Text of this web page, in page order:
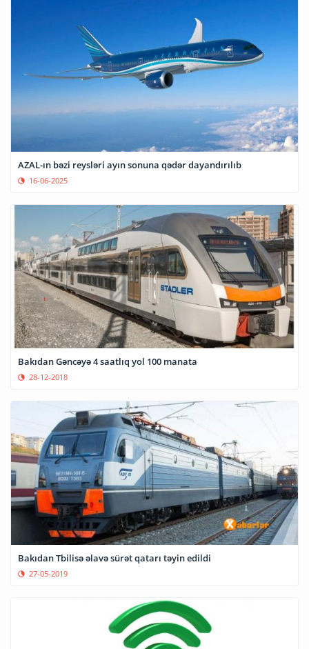
AZAL-ın bəzi reysləri ayın sonuna qədər dayandırılıb
16-06-2025
Bakıdan Gəncəyə 4 saatlıq yol 100 manata
28-12-2018
Bakıdan Tbilisə əlavə sürət qatarı təyin edildi
27-05-2019